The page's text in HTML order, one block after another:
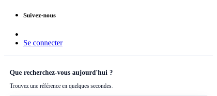
Suivez-nous
Se connecter
Que recherchez-vous aujourd'hui ?
Trouvez une référence en quelques secondes.